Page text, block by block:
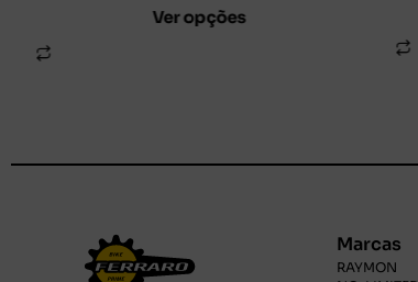
Comprar
Marcas
RAYMON